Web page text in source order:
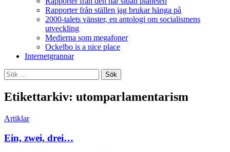
Rapporter från ställen jag brukar hänga på
2000-talets vänster, en antologi om socialismens
utveckling
Medierna som megafoner
Ockelbo is a nice place
Internetgrannar
Sök
efter:
Etikettarkiv: utomparlamentarism
Artiklar
Ein, zwei, drei…